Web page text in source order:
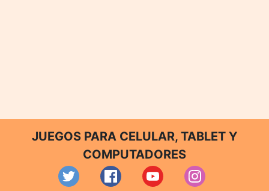
JUEGOS PARA CELULAR, TABLET Y
COMPUTADORES